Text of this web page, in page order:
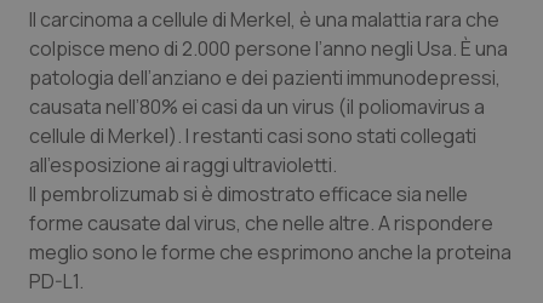
Quotidiano Cardiologia
Quotidiano Chirurgia
Quotidiano Oncologia
Quotidiano Pediatria
Rene & patologie urogenitali
Il carcinoma a cellule di Merkel, è una malattia rara che
colpisce meno di 2.000 persone l’anno negli Usa. È una
patologia dell’anziano e dei pazienti immunodepressi,
causata nell’80% ei casi da un virus (il poliomavirus a
cellule di Merkel). I restanti casi sono stati collegati
all’esposizione ai raggi ultravioletti.
Il pembrolizumab si è dimostrato efficace sia nelle
forme causate dal virus, che nelle altre. A rispondere
meglio sono le forme che esprimono anche la proteina
PD-L1.